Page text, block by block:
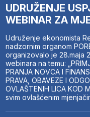
UDRUŽENJE
WEBINAR ZA
Udruženje ekonomista
nadzornim organom
organizovalo je 28.maja
webinara na temu:
PRANJA NOVCA I
PRAVA, OBAVEZE I
OVLAŠTENIH LICA KOD
svim ovlašćenim